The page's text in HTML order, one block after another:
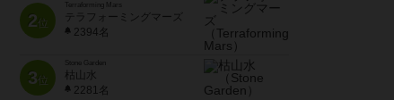
2位
Terraforming Mars
テラフォーミングマーズ
2394名
3位
Stone Garden
枯山水
2281名